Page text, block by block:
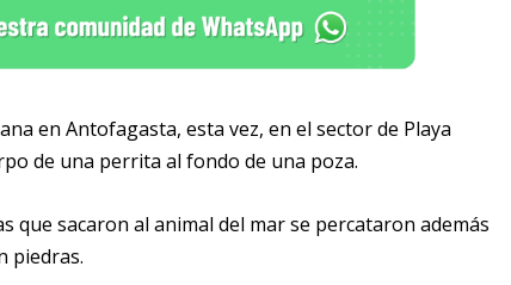
en Antofagasta, esta vez, en el sector de Playa
de una perrita al fondo de una poza.
que sacaron al animal del mar se percataron además
piedras.